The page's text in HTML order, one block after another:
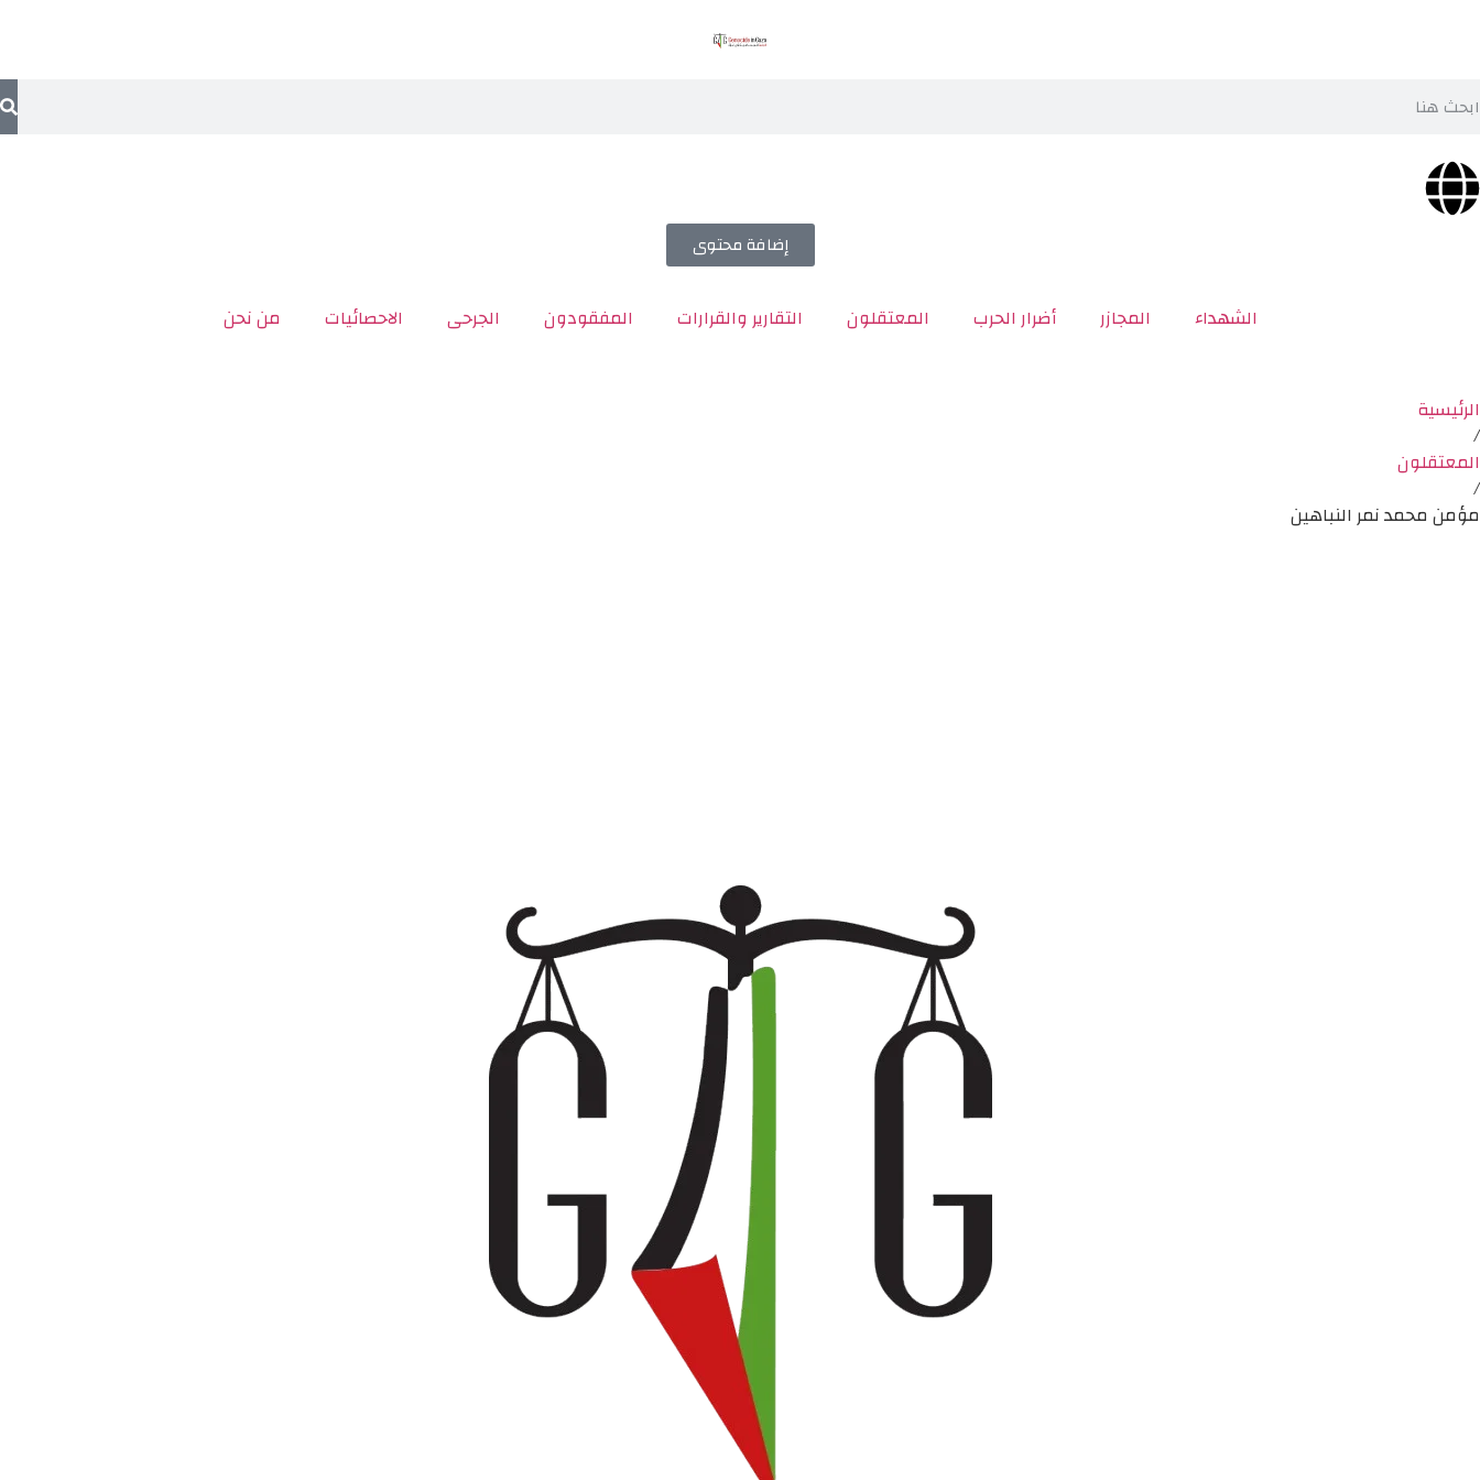
إضافة محتوى
الشهداء المجازر أضرار الحرب المعتقلون التقارير والقرارات المفقودون الجرحى الاحصائيات من نحن
الرئيسية
/
المعتقلون
/
مؤمن محمد نمر النباهين